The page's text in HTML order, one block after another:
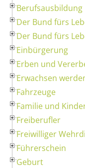
Berufsausbildung
Der Bund fürs
Der Bund fürs
Einbürgerung
Erben und
Erwachsen
Fahrzeuge
Familie und
Freiberufler
Freiwilliger
Führerschein
Geburt